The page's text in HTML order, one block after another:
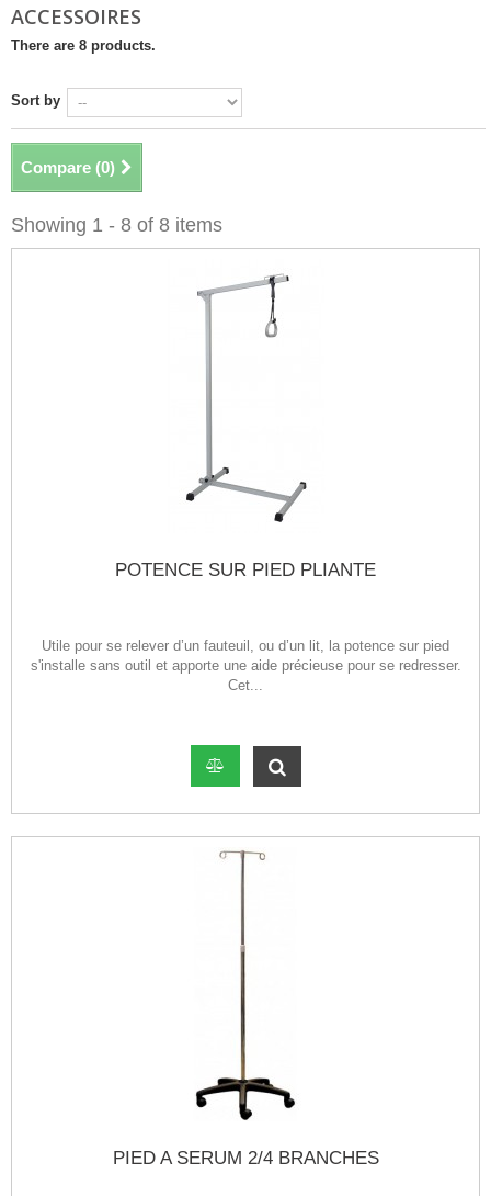
ACCESSOIRES
There are 8 products.
Sort by
Compare (0)
Showing 1 - 8 of 8 items
POTENCE SUR PIED PLIANTE
Utile pour se relever d’un fauteuil, ou d’un lit, la potence sur pied
s'installe sans outil et apporte une aide précieuse pour se redresser.
Cet...
PIED A SERUM 2/4 BRANCHES